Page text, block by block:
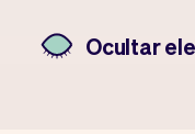
Ocultar